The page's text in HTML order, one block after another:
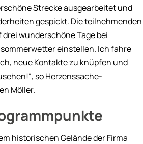
Strecke ausgearbeitet und
gespickt. Die teilnehmenden
wunderschöne Tage bei
einstellen. Ich fahre
neue Kontakte zu knüpfen und
so Herzenssache-
Möller.
historischen Gelände der Firma